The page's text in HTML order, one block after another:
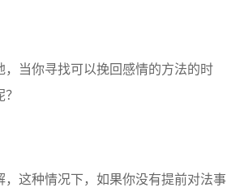
当你寻找可以挽回感情的方法的时
这种情况下，如果你没有提前对法事